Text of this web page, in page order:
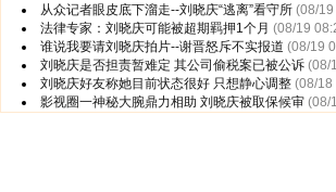
从众记者眼皮底下溜走--刘晓庆“逃离”看守所 (08/
法律专家：刘晓庆可能被超期羁押1个月 (08/19
谁说我要请刘晓庆拍片--谢晋怒斥不实报道 (08/19
刘晓庆是否担责暂难定 其公司偷税案已被公诉 (08/
刘晓庆好友称她目前状态很好 只想静心调整 (08/18
影视圈一神秘大腕鼎力相助 刘晓庆被取保候审 (08/